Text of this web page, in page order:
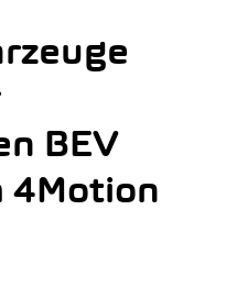
BEV
4Motion